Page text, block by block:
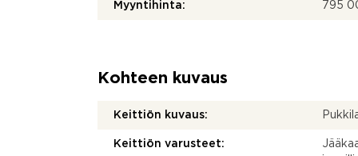
Myyntihinta: 795
Kohteen kuvaus
Keittiön kuvaus:
Keittiön varusteet: